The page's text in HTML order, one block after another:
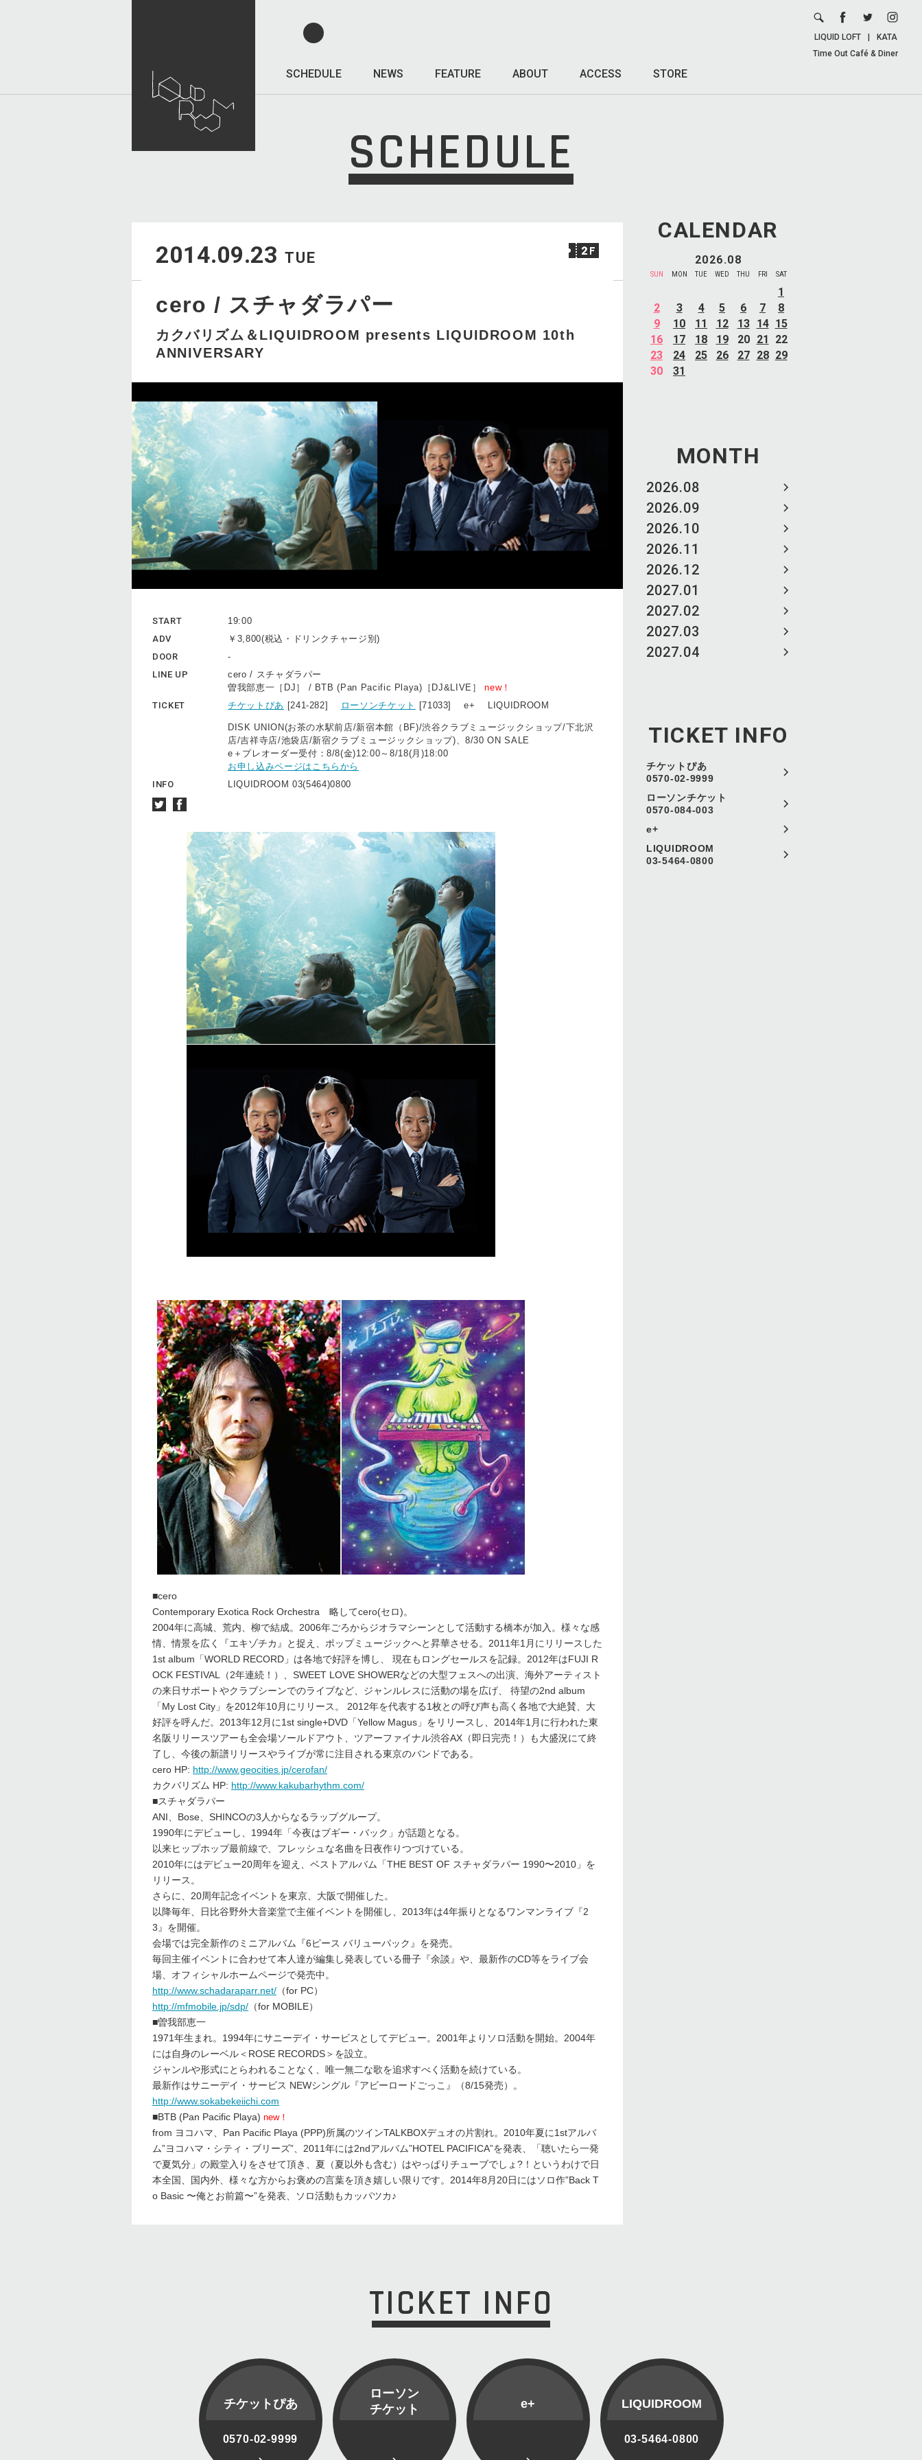
SCHEDULE NEWS FEATURE ABOUT ACCESS STORE
LIQUID LOFT
KATA
Time Out Café & Diner
SCHEDULE
CALENDAR
2026.08
SUN MON TUE WED THU FRI SAT
1
2
3 4 5 6 7
8
9
10 11 12 13 14 15
16
17 18 19 20 21
22
23
24 25 26 27 28 29
30
31
MONTH
2026.08
2026.09
2026.10
2026.11
2026.12
2027.01
2027.02
2027.03
2027.04
TICKET INFO
チケットぴあ
0570-02-9999
ローソンチケット
0570-084-003
e+
LIQUIDROOM
03-5464-0800
2014.09.23 TUE
cero / スチャダラパー
カクバリズム＆LIQUIDROOM presents LIQUIDROOM 10th
ANNIVERSARY
START
19:00
ADV
￥3,800(税込・ドリンクチャージ別)
DOOR
-
LINE UP
cero / スチャダラパー
曽我部恵一［DJ］ / BTB (Pan Pacific Playa)［DJ&LIVE］
new！
TICKET
チケットぴあ [241-282] ローソンチケット [71033] e+ LIQUIDROOM
DISK UNION(お茶の水駅前店/新宿本館（BF)/渋谷クラブミュージックショップ/下北沢
店/吉祥寺店/池袋店/新宿クラブミュージックショップ)、8/30 ON SALE
e＋プレオーダー受付：8/8(金)12:00～8/18(月)18:00
お申し込みページはこちらから
INFO
LIQUIDROOM 03(5464)0800
■cero
Contemporary Exotica Rock Orchestra 略してcero(セロ)。
2004年に高城、荒内、柳で結成。2006年ごろからジオラマシーンとして活動する橋本が加入。様々な感
情、情景を広く『エキゾチカ』と捉え、ポップミュージックへと昇華させる。2011年1月にリリースした
1st album「WORLD RECORD」は各地で好評を博し、 現在もロングセールスを記録。2012年はFUJI R
OCK FESTIVAL（2年連続！）、SWEET LOVE SHOWERなどの大型フェスへの出演、海外アーティスト
の来日サポートやクラブシーンでのライブなど、ジャンルレスに活動の場を広げ、 待望の2nd album
「My Lost City」を2012年10月にリリース。 2012年を代表する1枚との呼び声も高く各地で大絶賛、大
好評を呼んだ。2013年12月に1st single+DVD「Yellow Magus」をリリースし、2014年1月に行われた東
名阪リリースツアーも全会場ソールドアウト、ツアーファイナル渋谷AX（即日完売！）も大盛況にて終
了し、今後の新譜リリースやライブが常に注目される東京のバンドである。
cero HP: http://www.geocities.jp/cerofan/
カクバリズム HP: http://www.kakubarhythm.com/
■スチャダラパー
ANI、Bose、SHINCOの3人からなるラップグループ。
1990年にデビューし、1994年「今夜はブギー・バック」が話題となる。
以来ヒップホップ最前線で、フレッシュな名曲を日夜作りつづけている。
2010年にはデビュー20周年を迎え、ベストアルバム「THE BEST OF スチャダラパー 1990〜2010」を
リリース。
さらに、20周年記念イベントを東京、大阪で開催した。
以降毎年、日比谷野外大音楽堂で主催イベントを開催し、2013年は4年振りとなるワンマンライブ『2
3』を開催。
会場では完全新作のミニアルバム『6ピース バリューパック』を発売。
毎回主催イベントに合わせて本人達が編集し発表している冊子『余談』や、最新作のCD等をライブ会
場、オフィシャルホームページで発売中。
http://www.schadaraparr.net/ （for PC）
http://mfmobile.jp/sdp/ （for MOBILE）
■曽我部恵一
1971年生まれ。1994年にサニーデイ・サービスとしてデビュー。2001年よりソロ活動を開始。2004年
には自身のレーベル＜ROSE RECORDS＞を設立。
ジャンルや形式にとらわれることなく、唯一無二な歌を追求すべく活動を続けている。
最新作はサニーデイ・サービス NEWシングル『アビーロードごっこ』（8/15発売）。
http://www.sokabekeiichi.com
■BTB (Pan Pacific Playa) new！
from ヨコハマ、Pan Pacific Playa (PPP)所属のツインTALKBOXデュオの片割れ。2010年夏に1stアルバ
ム”ヨコハマ・シティ・ブリーズ”、2011年には2ndアルバム”HOTEL PACIFICA”を発表、「聴いたら一発
で夏気分」の殿堂入りをさせて頂き、夏（夏以外も含む）はやっぱりチューブでしょ?！というわけで日
本全国、国内外、様々な方からお褒めの言葉を頂き嬉しい限りです。2014年8月20日にはソロ作”Back T
o Basic 〜俺とお前篇〜”を発表、ソロ活動もカッパツカ♪
TICKET INFO
チケットぴあ
0570-02-9999
ローソン
チケット
e+ LIQUIDROOM
03-5464-0800